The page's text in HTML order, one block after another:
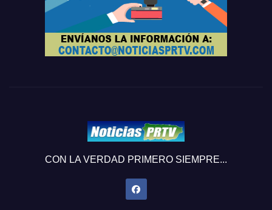
CON LA VERDAD PRIMERO SIEMPRE...